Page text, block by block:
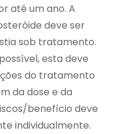
até um ano. A
deve ser
sob tratamento.
esta deve
do tratamento
da dose e da
benefício deve
individualmente.